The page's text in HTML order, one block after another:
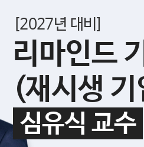
[2027년 대비]
리마인드
(재시생
심유식 교수